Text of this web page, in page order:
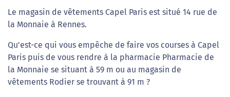
Le magasin de vêtements Capel Paris est situé 14 rue de
la Monnaie à Rennes.
Qu'est-ce qui vous empêche de faire vos courses à Capel
Paris puis de vous rendre à la pharmacie Pharmacie de
la Monnaie se situant à 59 m ou au magasin de
vêtements Rodier se trouvant à 91 m ?